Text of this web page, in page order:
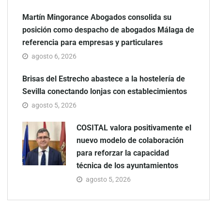
Martín Mingorance Abogados consolida su
posición como despacho de abogados Málaga de
referencia para empresas y particulares
agosto 6, 2026
Brisas del Estrecho abastece a la hostelería de
Sevilla conectando lonjas con establecimientos
agosto 5, 2026
COSITAL valora positivamente el
nuevo modelo de colaboración
para reforzar la capacidad
técnica de los ayuntamientos
agosto 5, 2026